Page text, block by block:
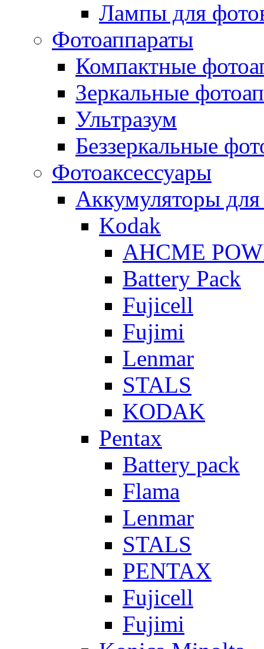
Лампы для
Фотоаппараты
Компактные
Зеркальные
Ультразум
Беззеркальные
Фотоаксессуары
Аккумуляторы для
Kodak
AHCME
Battery Pack
Fujicell
Fujimi
Lenmar
STALS
KODAK
Pentax
Battery pack
Flama
Lenmar
STALS
PENTAX
Fujicell
Fujimi